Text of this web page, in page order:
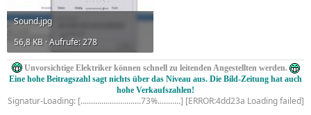
Sound.jpg
56,8 KB · Aufrufe: 278
Unvorsichtige Elektriker können schnell zu leitenden Angestellten werden.
Eine hohe Beitragszahl sagt nichts über das Niveau aus. Die Bild-Zeitung hat auch
hohe Verkaufszahlen!
Signatur-Loading: [.............................73%...........] [ERROR:4dd23a Loading failed]